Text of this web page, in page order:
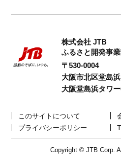
株式会社 JTB
ふるさと開発事
〒530-0004
大阪市北区堂島
大阪堂島浜タワ
このサイトについて
プライバシーポリシー
Copyright © JTB Corp.